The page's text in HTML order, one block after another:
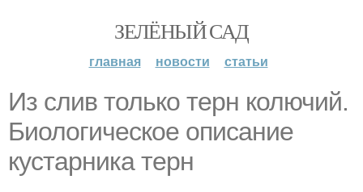
ЗЕЛЁНЫЙ САД
главная новости статьи
Из слив только терн колючий.
Биологическое описание
кустарника терн